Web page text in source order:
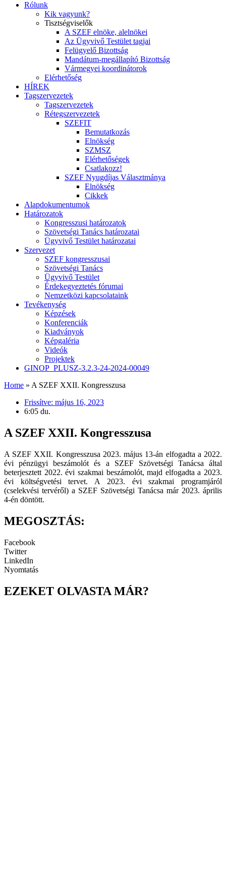
Rólunk
Kik vagyunk?
Tisztségviselők
A SZEF elnöke, alelnökei
Az Ügyvivő Testület tagjai
Felügyelő Bizottság
Mandátum-megállapító Bizottság
Vármegyei koordinátorok
Elérhetőség
HÍREK
Tagszervezetek
Tagszervezetek
Rétegszervezetek
SZEFIT
Bemutatkozás
Elnökség
SZMSZ
Elérhetőségek
Csatlakozz!
SZEF Nyugdíjas Választmánya
Elnökség
Cikkek
Alapdokumentumok
Határozatok
Kongresszusi határozatok
Szövetségi Tanács határozatai
Ügyvivő Testület határozatai
Szervezet
SZEF kongresszusai
Szövetségi Tanács
Ügyvivő Testület
Érdekegyeztetés fórumai
Nemzetközi kapcsolataink
Tevékenység
Képzések
Konferenciák
Kiadványok
Képgaléria
Videók
Projektek
GINOP_PLUSZ-3.2.3-24-2024-00049
Home » A SZEF XXII. Kongresszusa
Frissítve: május 16, 2023
6:05 du.
A SZEF XXII. Kongresszusa
A SZEF XXII. Kongresszusa 2023. május 13-án elfogadta a 2022.
évi pénzügyi beszámolót és a SZEF Szövetségi Tanácsa által
beterjesztett 2022. évi szakmai beszámolót, majd elfogadta a 2023.
évi költségvetési tervet. A 2023. évi szakmai programjáról
(cselekvési tervéről) a SZEF Szövetségi Tanácsa már 2023. április
4-én döntött.
MEGOSZTÁS:
Facebook
Twitter
LinkedIn
Nyomtatás
EZEKET OLVASTA MÁR?